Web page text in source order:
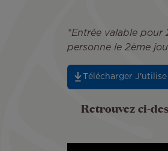
*Entrée valable pour
personne le 2ème
Télécharger
Retrouvez ci-